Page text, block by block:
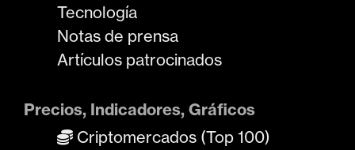
Tecnología
Notas de prensa
Artículos patrocinados
Precios, Indicadores, Gráficos
Criptomercados (Top 100)